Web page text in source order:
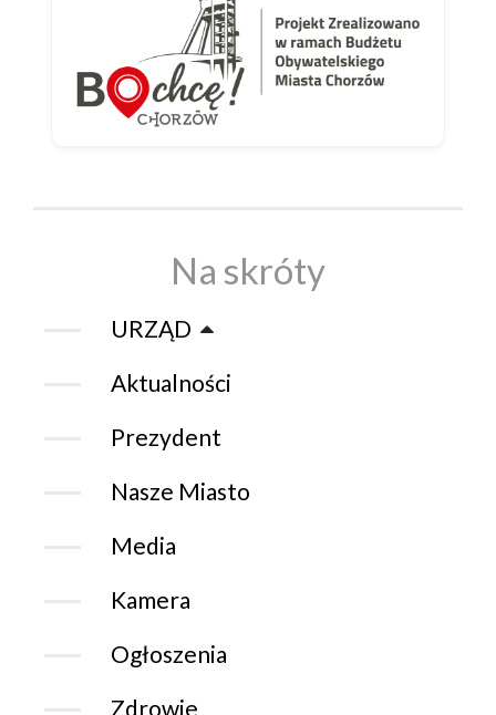
Na skróty
URZĄD
Aktualności
Prezydent
Nasze Miasto
Media
Kamera
Ogłoszenia
Zdrowie